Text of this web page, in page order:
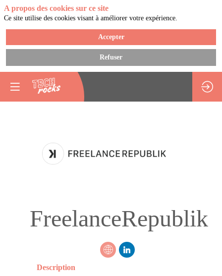
FreelanceRepublik
Envoyer un message
Description
A propos des cookies sur ce site
Ce site utilise des cookies visant à améliorer votre expérience.
Accepter
Refuser